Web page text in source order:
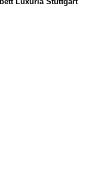
Luxuria Stuttgart